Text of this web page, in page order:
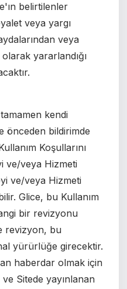
belirtilenler
veya yargı
veya
olarak yararlandığı
kendi
önceden bildirimde
Koşullarını
ve/veya Hizmeti
ve/veya Hizmeti
Glice, bu Kullanım
bir revizyonu
revizyon, bu
yürürlüğe girecektir.
haberdar olmak için
ve Sitede yayınlanan